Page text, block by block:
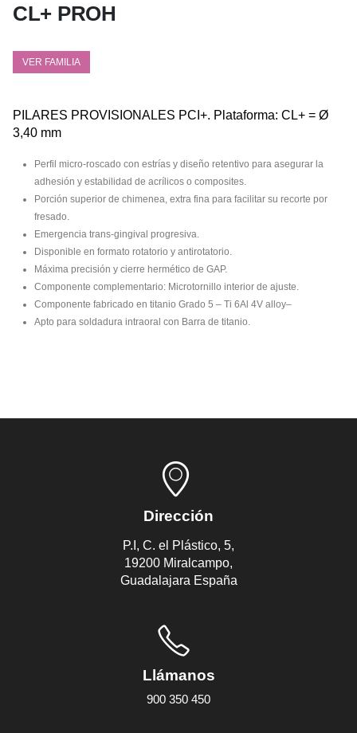
CL+ PROH
VER FAMILIA
PILARES PROVISIONALES PCI+. Plataforma: CL+ = Ø
3,40 mm
Perfil micro-roscado con estrías y diseño retentivo para asegurar la
adhesión y estabilidad de acrílicos o composites.
Porción superior de chimenea, extra fina para facilitar su recorte por
fresado.
Emergencia trans-gingival progresiva.
Disponible en formato rotatorio y antirotatorio.
Máxima precisión y cierre hermético de GAP.
Componente complementario: Microtornillo interior de ajuste.
Componente fabricado en titanio Grado 5 – Ti 6Al 4V alloy–
Apto para soldadura intraoral con Barra de titanio.
Dirección
P.I, C. el Plástico, 5,
19200 Miralcampo,
Guadalajara España
Llámanos
900 350 450